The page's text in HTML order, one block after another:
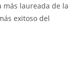
laureada de la
exitoso del